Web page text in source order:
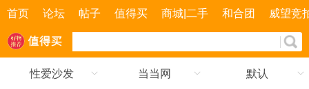
首页 论坛 帖子 值得买 商城|二手 和合团 威望竞
性爱沙发 当当网 默认